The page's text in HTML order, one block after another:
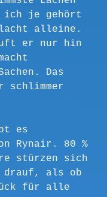
ich je gehört
lacht alleine.
er nur hin
Das
schlimmer
es
Rynair. 80 %
stürzen sich
drauf, als ob
für alle